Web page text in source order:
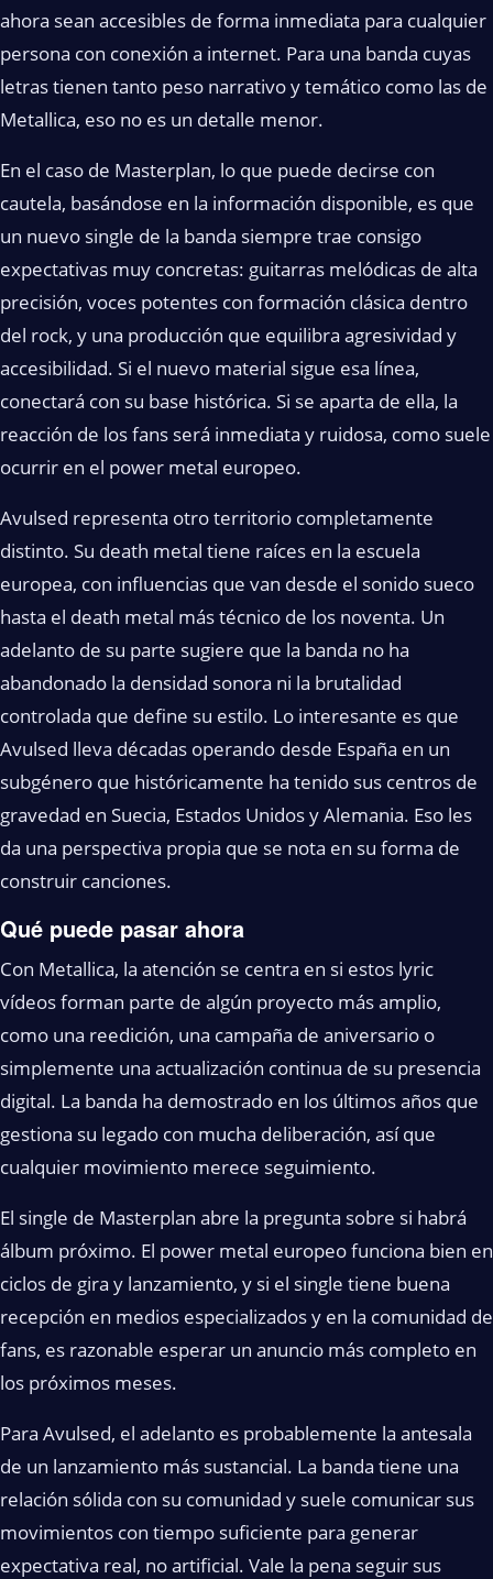
ahora sean accesibles de forma inmediata para cualquier
persona con conexión a internet. Para una banda cuyas
letras tienen tanto peso narrativo y temático como las de
Metallica, eso no es un detalle menor.
En el caso de Masterplan, lo que puede decirse con
cautela, basándose en la información disponible, es que
un nuevo single de la banda siempre trae consigo
expectativas muy concretas: guitarras melódicas de alta
precisión, voces potentes con formación clásica dentro
del rock, y una producción que equilibra agresividad y
accesibilidad. Si el nuevo material sigue esa línea,
conectará con su base histórica. Si se aparta de ella, la
reacción de los fans será inmediata y ruidosa, como suele
ocurrir en el power metal europeo.
Avulsed representa otro territorio completamente
distinto. Su death metal tiene raíces en la escuela
europea, con influencias que van desde el sonido sueco
hasta el death metal más técnico de los noventa. Un
adelanto de su parte sugiere que la banda no ha
abandonado la densidad sonora ni la brutalidad
controlada que define su estilo. Lo interesante es que
Avulsed lleva décadas operando desde España en un
subgénero que históricamente ha tenido sus centros de
gravedad en Suecia, Estados Unidos y Alemania. Eso les
da una perspectiva propia que se nota en su forma de
construir canciones.
Qué puede pasar ahora
Con Metallica, la atención se centra en si estos lyric
vídeos forman parte de algún proyecto más amplio,
como una reedición, una campaña de aniversario o
simplemente una actualización continua de su presencia
digital. La banda ha demostrado en los últimos años que
gestiona su legado con mucha deliberación, así que
cualquier movimiento merece seguimiento.
El single de Masterplan abre la pregunta sobre si habrá
álbum próximo. El power metal europeo funciona bien en
ciclos de gira y lanzamiento, y si el single tiene buena
recepción en medios especializados y en la comunidad de
fans, es razonable esperar un anuncio más completo en
los próximos meses.
Para Avulsed, el adelanto es probablemente la antesala
de un lanzamiento más sustancial. La banda tiene una
relación sólida con su comunidad y suele comunicar sus
movimientos con tiempo suficiente para generar
expectativa real, no artificial. Vale la pena seguir sus